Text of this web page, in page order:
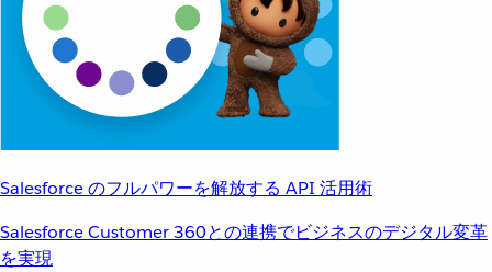
Salesforce のフルパワーを解放する API 活用術
Salesforce Customer 360との連携でビジネスのデジタル変革
を実現